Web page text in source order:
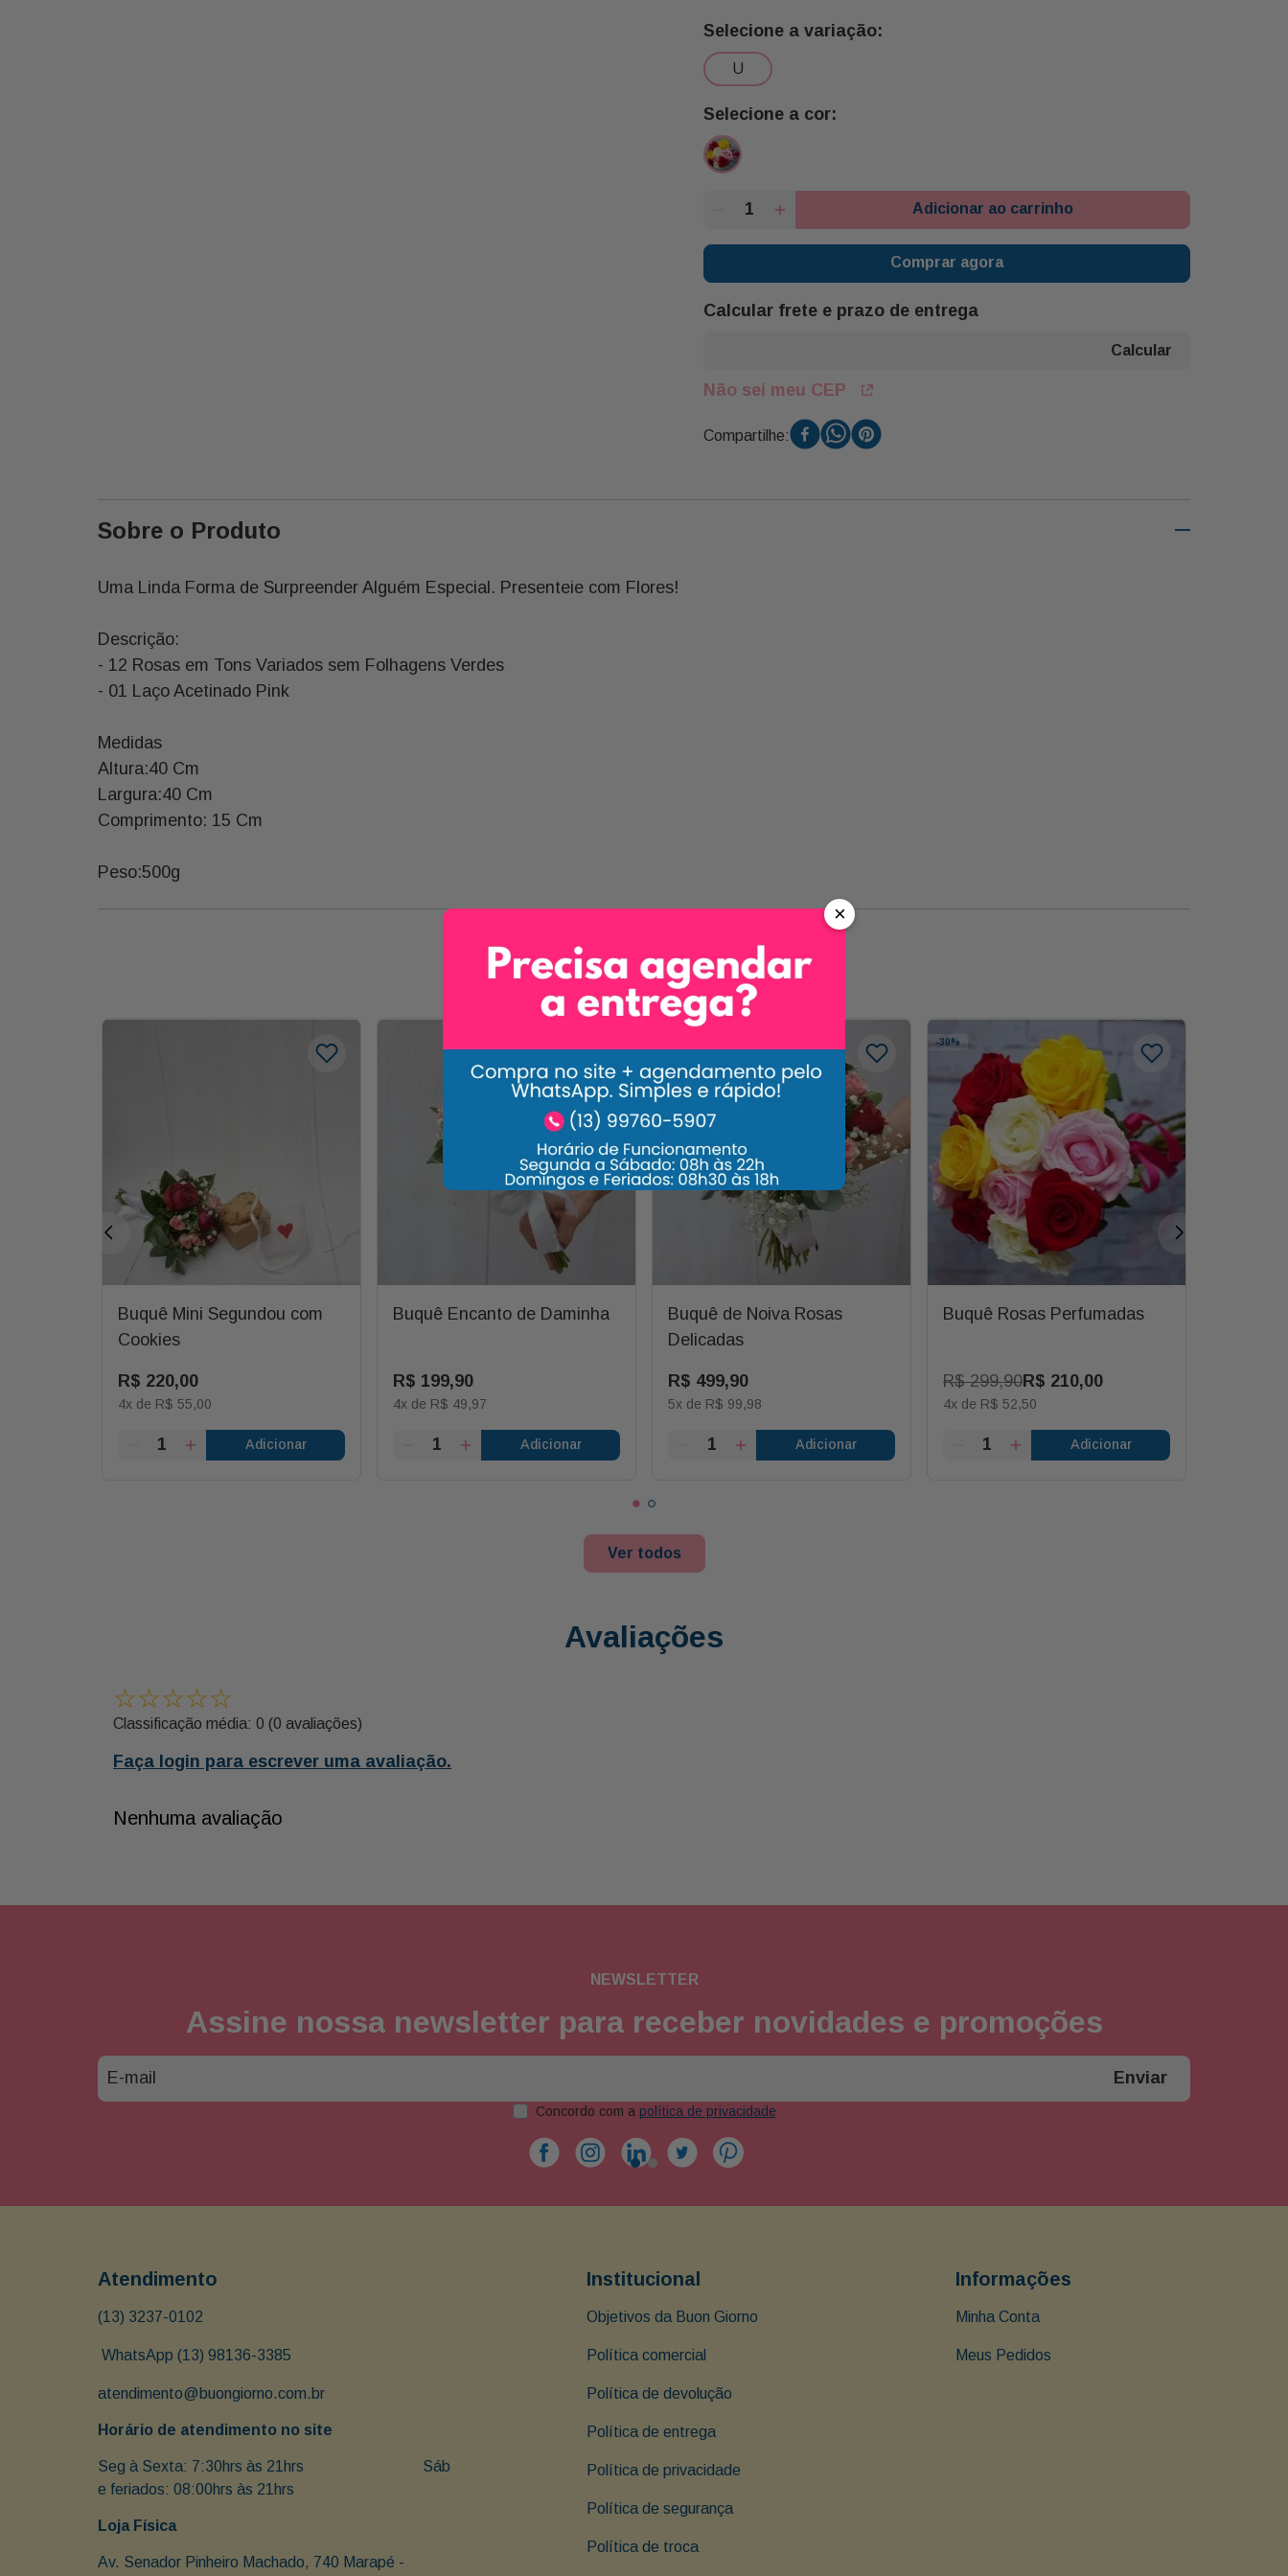
u
Adicionar ao carrinho
Comprar agora
Calcular frete e prazo de entrega
Não sei meu CEP
Compartilhe:
Sobre o Produto
Uma Linda Forma de Surpreender Alguém Especial. Presenteie com Flores!
Descrição:
- 12 Rosas em Tons Variados sem Folhagens Verdes
- 01 Laço Acetinado Pink
Medidas
Altura:40 Cm
Largura:40 Cm
Comprimento: 15 Cm
Peso:500g
Carrossel Descrição
Buquê Mini Segundou com
Cookies
R$ 220,00
4x de R$ 55,00
Adicionar
Buquê Encanto de Daminha
R$ 199,90
4x de R$ 49,97
Adicionar
Buquê de Noiva Rosas
Delicadas
R$ 499,90
5x de R$ 99,98
Adicionar
-30%
Buquê Rosas Perfumadas
R$ 299,90R$ 210,00
4x de R$ 52,50
Adicionar
Ver todos
Avaliações
☆☆☆☆☆
Classificação média: 0 (0 avaliações)
Faça login para escrever uma avaliação.
Nenhuma avaliação
NEWSLETTER
Assine nossa newsletter para receber novidades e promoções
Enviar
Concordo com a política de privacidade
Atendimento
(13) 3237-0102
WhatsApp (13) 98136-3385
atendimento@buongiorno.com.br
Horário de atendimento no site
Seg à Sexta: 7:30hrs às 21hrs                               Sáb
e feriados: 08:00hrs às 21hrs
Loja Física
Av. Senador Pinheiro Machado, 740 Marapé -
Institucional
Objetivos da Buon Giorno
Política comercial
Política de devolução
Política de entrega
Política de privacidade
Política de segurança
Política de troca
Informações
Minha Conta
Meus Pedidos
×